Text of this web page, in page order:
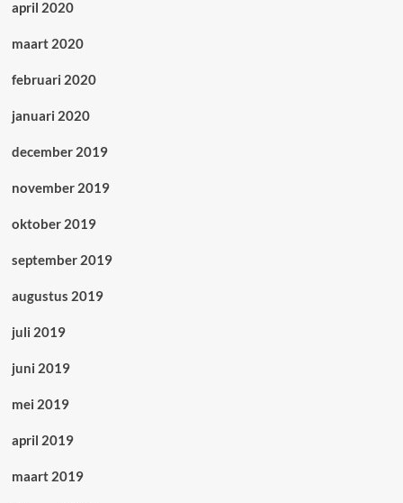
april 2020
maart 2020
februari 2020
januari 2020
december 2019
november 2019
oktober 2019
september 2019
augustus 2019
juli 2019
juni 2019
mei 2019
april 2019
maart 2019